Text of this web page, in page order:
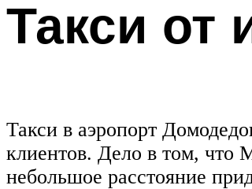
Такси от
Такси в аэропорт
клиентов. Дело в том, что
небольшое расстояние